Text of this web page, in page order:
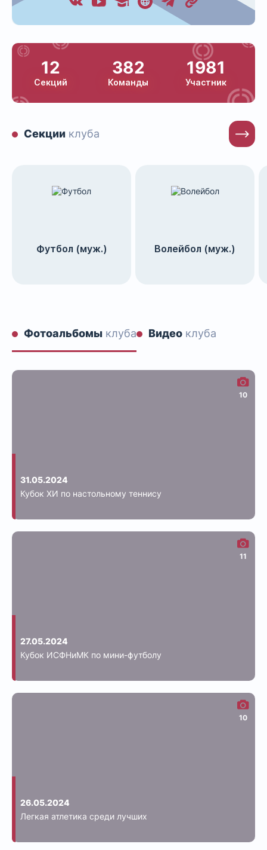
12
Секций
382
Команды
1981
Участник
Секции клуба
Футбол (муж.) Волейбол (муж.)
Фотоальбомы клуба Видео клуба
31.05.2024
Кубок ХИ по настольному теннису
10
27.05.2024
Кубок ИСФНиМК по мини-футболу
11
26.05.2024
Легкая атлетика среди лучших
10